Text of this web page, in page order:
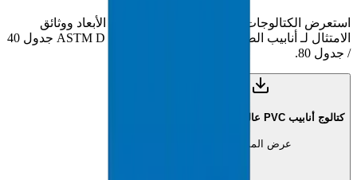
استعرض الكتالوجات الفنية الشاملة ومواصفات الأبعاد ووثائق
الامتثال لـ أنابيب الضغط العالي PVC وفق ASTM D 1785 جدول 40
/ جدول 80.
كتالوج أنابيب PVC عالية الضغط (PDF)
عرض المستند